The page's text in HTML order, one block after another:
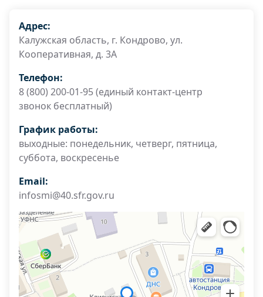
Адрес:
Калужская область, г. Кондрово, ул.
Кооперативная, д. 3А
Телефон:
8 (800) 200-01-95 (единый контакт-центр
звонок бесплатный)
График работы:
выходные: понедельник, четверг, пятница,
суббота, воскресенье
Email:
infosmi@40.sfr.gov.ru